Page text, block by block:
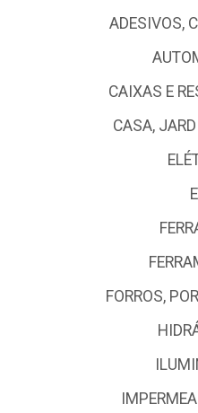
ADESIVOS,
CAIXAS E
CASA,
FORROS,